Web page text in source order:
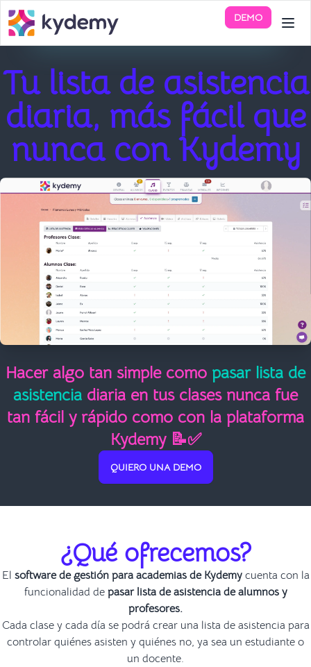
DEMO
Tu lista de asistencia
diaria, más fácil que
nunca con Kydemy
Hacer algo tan simple como pasar lista de
asistencia diaria en tus clases nunca fue
tan fácil y rápido como con la plataforma
Kydemy 📝✅
QUIERO UNA DEMO
¿Qué ofrecemos?
El software de gestión para academias de Kydemycuenta con la
funcionalidad de pasar lista de asistencia de alumnos y
profesores.
Cada clase y cada día se podrá crear una lista de asistencia para
controlar quiénes asisten y quiénes no, ya sea un estudiante o
un docente.